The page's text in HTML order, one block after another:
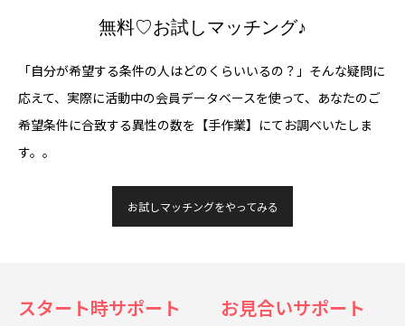
無料♡お試しマッチング♪
「自分が希望する条件の人はどのくらいいるの？」そんな疑問に
応えて、実際に活動中の会員データベースを使って、あなたのご
希望条件に合致する異性の数を【手作業】にてお調べいたしま
す。。
お試しマッチングをやってみる
スタート時サポート お見合いサポート